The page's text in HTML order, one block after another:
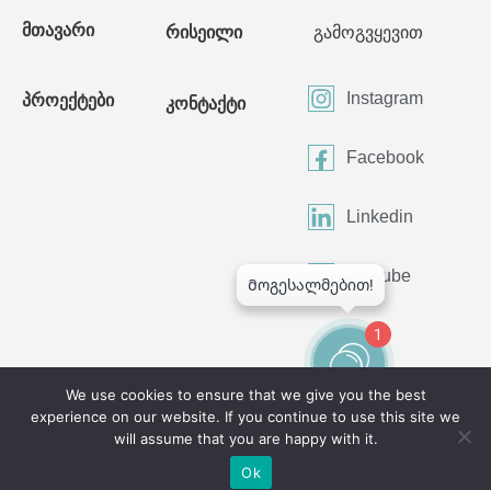
©2024 All Rights Reserved
მთავარი
პროექტები
რისეილი
კონტაქტი
გამოგვყევით
Instagram
Facebook
Linkedin
Youtube
We use cookies to ensure that we give you the best
experience on our website. If you continue to use this site we
will assume that you are happy with it.
Ok
1